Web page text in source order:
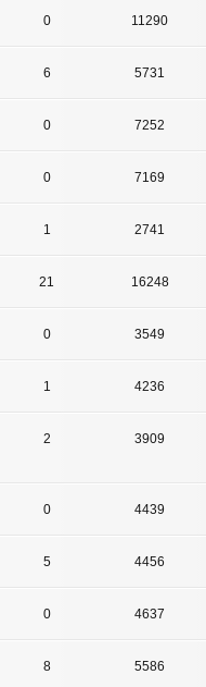
0 11290
6 5731
0 7252
0 7169
1 2741
21 16248
0 3549
1 4236
2 3909
0 4439
5 4456
0 4637
8 5586